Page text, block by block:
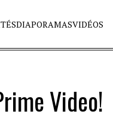
DIAPORAMASVIDÉOS
Video!